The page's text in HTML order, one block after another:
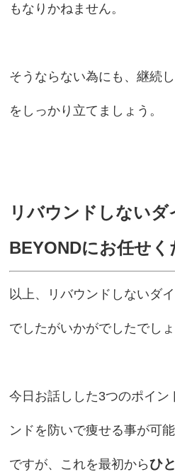
もなりかねません。
そうならない為にも、継続
をしっかり立てましょう。
リバウンドしないダ
BEYONDにお任せく
以上、リバウンドしないダ
でしたがいかがでしたでし
今日お話しした3つのポイン
ンドを防いで痩せる事が可能
ですが、これを最初からひ